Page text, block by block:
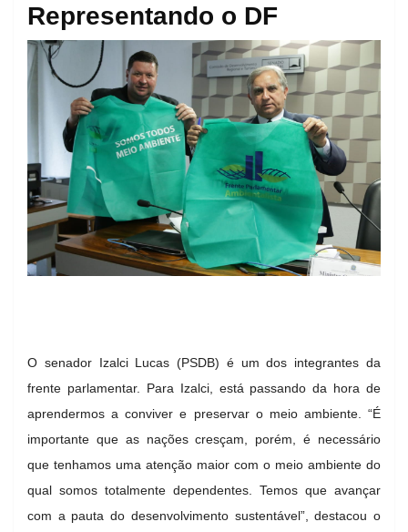
Representando o DF
O senador Izalci Lucas (PSDB) é um dos integrantes da
frente parlamentar. Para Izalci, está passando da hora de
aprendermos a conviver e preservar o meio ambiente. “É
importante que as nações cresçam, porém, é necessário
que tenhamos uma atenção maior com o meio ambiente do
qual somos totalmente dependentes. Temos que avançar
com a pauta do desenvolvimento sustentável”, destacou o